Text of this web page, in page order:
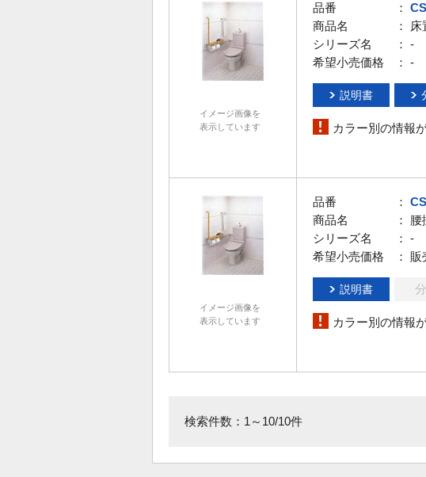
イメージ画像を
表示しています
品番 ：
商品名
：
シリーズ名
： -
希望小売価格
： -
説明書
カラー別の情報
イメージ画像を
表示しています
品番 ：
商品名
：
シリーズ名
： -
希望小売価格
：
説明書
カラー別の情報
検索件数：1～10/10件